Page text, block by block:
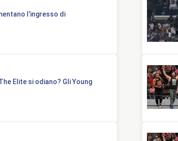
l’ingresso di
Elite si odiano? Gli Young